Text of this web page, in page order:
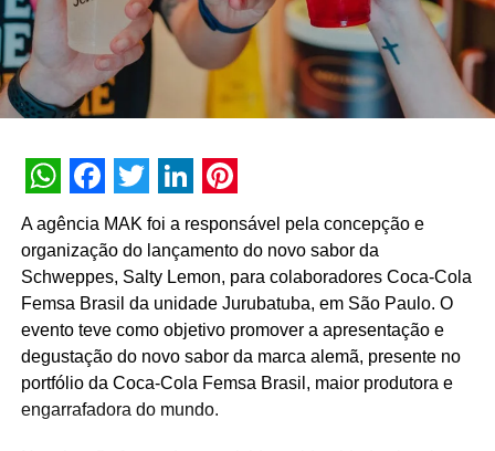
WhatsApp
Facebook
Twitter
LinkedIn
Pinterest
A agência MAK foi a responsável pela concepção e
organização do lançamento do novo sabor da
Schweppes, Salty Lemon, para colaboradores Coca-Cola
Femsa Brasil da unidade Jurubatuba, em São Paulo. O
evento teve como objetivo promover a apresentação e
degustação do novo sabor da marca alemã, presente no
portfólio da Coca-Cola Femsa Brasil, maior produtora e
engarrafadora do mundo.